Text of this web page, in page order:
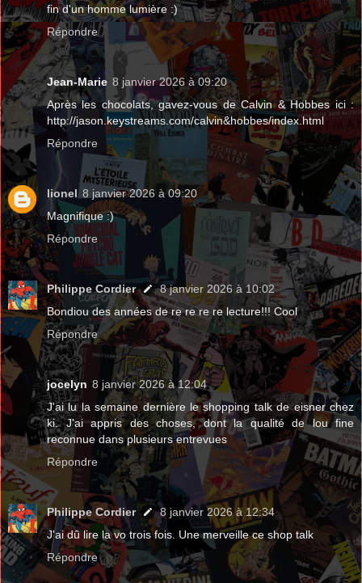
fin d'un homme lumière :)
Répondre
Jean-Marie 8 janvier 2026 à 09:20
Après les chocolats, gavez-vous de Calvin & Hobbes ici :
http://jason.keystreams.com/calvin&hobbes/index.html
Répondre
lionel 8 janvier 2026 à 09:20
Magnifique :)
Répondre
Philippe Cordier
8 janvier 2026 à 10:02
Bondiou des années de re re re re lecture!!! Cool
Répondre
jocelyn 8 janvier 2026 à 12:04
J'ai lu la semaine dernière le shopping talk de eisner chez
ki. J'ai appris des choses, dont la qualité de lou fine
reconnue dans plusieurs entrevues
Répondre
Philippe Cordier
8 janvier 2026 à 12:34
J'ai dû lire la vo trois fois. Une merveille ce shop talk
Répondre